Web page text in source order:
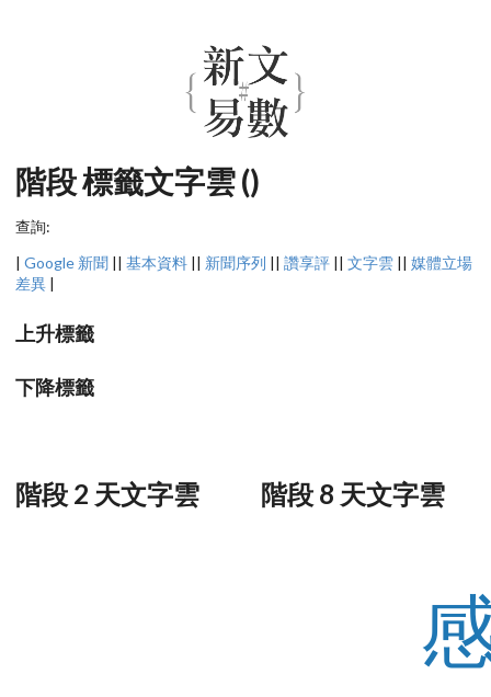
階段 標籤文字雲 ()
查詢:
| Google 新聞 || 基本資料 || 新聞序列 || 讚享評 || 文字雲 || 媒體立場
差異 |
上升標籤
下降標籤
階段 2 天文字雲 階段 8 天文字雲